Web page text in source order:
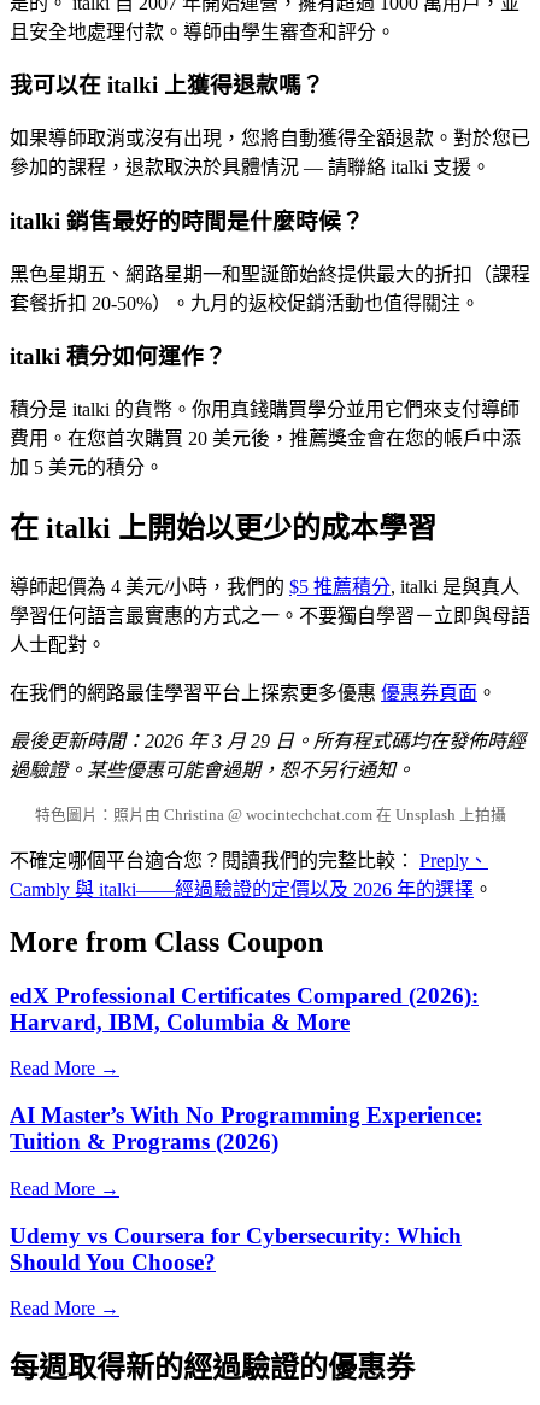
且安全地處理付款。導師由學生審查和評分。
我可以在 italki 上獲得退款嗎？
如果導師取消或沒有出現，您將自動獲得全額退款。對於您已
參加的課程，退款取決於具體情況 — 請聯絡 italki 支援。
italki 銷售最好的時間是什麼時候？
黑色星期五、網路星期一和聖誕節始終提供最大的折扣（課程
套餐折扣 20-50%）。九月的返校促銷活動也值得關注。
italki 積分如何運作？
積分是 italki 的貨幣。你用真錢購買學分並用它們來支付導師
費用。在您首次購買 20 美元後，推薦獎金會在您的帳戶中添
加 5 美元的積分。
在 italki 上開始以更少的成本學習
導師起價為 4 美元/小時，我們的 $5 推薦積分, italki 是與真人
學習任何語言最實惠的方式之一。不要獨自學習－立即與母語
人士配對。
在我們的網路最佳學習平台上探索更多優惠 優惠券頁面 。
最後更新時間：2026 年 3 月 29 日。所有程式碼均在發佈時經
過驗證。某些優惠可能會過期，恕不另行通知。
特色圖片：照片由 Christina @ wocintechchat.com 在 Unsplash 上拍攝
不確定哪個平台適合您？閱讀我們的完整比較： Preply、
Cambly 與 italki——經過驗證的定價以及 2026 年的選擇 。
More from Class Coupon
edX Professional Certificates Compared (2026):
Harvard, IBM, Columbia & More
Read More →
AI Master’s With No Programming Experience:
Tuition & Programs (2026)
Read More →
Udemy vs Coursera for Cybersecurity: Which
Should You Choose?
Read More →
每週取得新的經過驗證的優惠券